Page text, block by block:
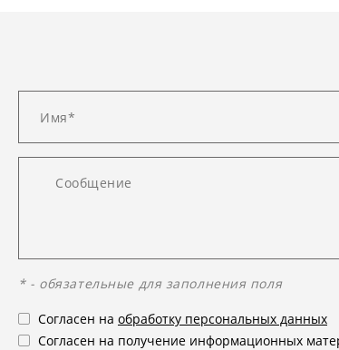
* - обязательные для заполнения поля
Согласен на обработку персональных данных
Согласен на получение информационных